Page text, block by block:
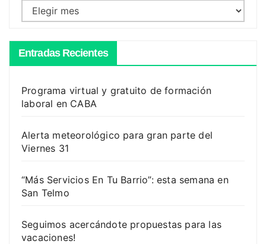
Archivos
Entradas Recientes
Programa virtual y gratuito de formación
laboral en CABA
Alerta meteorológico para gran parte del
Viernes 31
“Más Servicios En Tu Barrio”: esta semana en
San Telmo
Seguimos acercándote propuestas para las
vacaciones!